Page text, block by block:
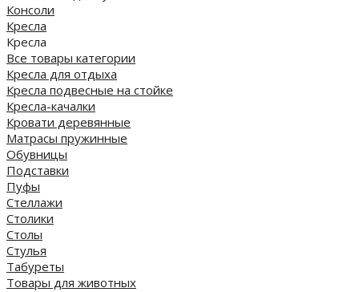
Консоли
Кресла
Кресла
Все товары категории
Кресла для отдыха
Кресла подвесные на стойке
Кресла-качалки
Кровати деревянные
Матрасы пружинные
Обувницы
Подставки
Пуфы
Стеллажи
Столики
Столы
Стулья
Табуреты
Товары для животных